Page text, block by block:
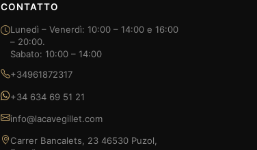
CONTATTO
Lunedì – Venerdì: 10:00 – 14:00 e 16:00
– 20:00.
Sabato: 10:00 – 14:00
+34961872317
+34 634 69 51 21
info@lacavegillet.com
Carrer Bancalets, 23 46530 Puzol,